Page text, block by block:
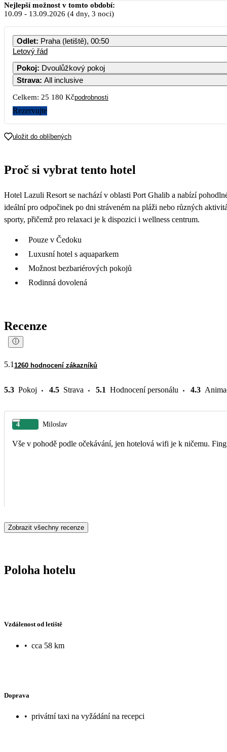
Nejlepší možnost v tomto období:
10.09 - 13.09.2026 (4 dny, 3 noci)
Odlet: Praha (letiště), 00:50
Letový řád
Pokoj: Dvoulůžkový pokoj
Strava: All inclusive
Celkem: 25 180 Kčpodrobnosti
Rezervujte
uložit do oblíbených
Proč si vybrat tento hotel
Hotel Lazuli Resort se nachází v oblasti Port Ghalib a nabízí
ideální pro odpočinek po dni stráveném na pláži nebo různých
sporty, přičemž pro relaxaci je k dispozici i wellness centrum.
Pouze v Čedoku
Luxusní hotel s aquaparkem
Možnost bezbariérových pokojů
Rodinná dovolená
Recenze
5.1 1260 hodnocení zákazníků
5.3 Pokoj 4.5 Strava 5.1 Hodnocení personálu 4.3
4 Miloslav
Vše v pohodě podle očekávání, jen hotelová wifi je k ničemu.
Zobrazit všechny recenze
Poloha hotelu
Vzdálenost od letiště
• cca 58 km
Doprava
• privátní taxi na vyžádání na recepci